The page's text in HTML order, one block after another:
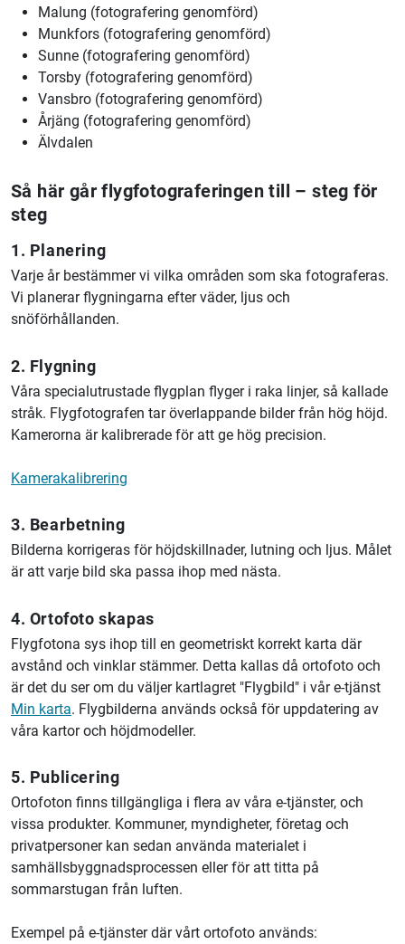
Malung (fotografering genomförd)
Munkfors (fotografering genomförd)
Sunne (fotografering genomförd)
Torsby (fotografering genomförd)
Vansbro (fotografering genomförd)
Årjäng (fotografering genomförd)
Älvdalen
Så här går flygfotograferingen till – steg för
steg
1. Planering
Varje år bestämmer vi vilka områden som ska fotograferas.
Vi planerar flygningarna efter väder, ljus och
snöförhållanden.
2. Flygning
Våra specialutrustade flygplan flyger i raka linjer, så kallade
stråk. Flygfotografen tar överlappande bilder från hög höjd.
Kamerorna är kalibrerade för att ge hög precision.
Kamerakalibrering
3. Bearbetning
Bilderna korrigeras för höjdskillnader, lutning och ljus. Målet
är att varje bild ska passa ihop med nästa.
4. Ortofoto skapas
Flygfotona sys ihop till en geometriskt korrekt karta där
avstånd och vinklar stämmer. Detta kallas då ortofoto och
är det du ser om du väljer kartlagret "Flygbild" i vår e-tjänst
Min karta. Flygbilderna används också för uppdatering av
våra kartor och höjdmodeller.
5. Publicering
Ortofoton finns tillgängliga i flera av våra e-tjänster, och
vissa produkter. Kommuner, myndigheter, företag och
privatpersoner kan sedan använda materialet i
samhällsbyggnadsprocessen eller för att titta på
sommarstugan från luften.
Exempel på e-tjänster där vårt ortofoto används: